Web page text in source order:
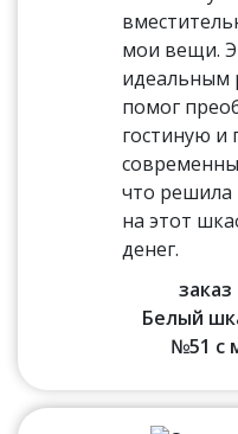
мои вещи.
идеальным
помог
гостиную и
что решила
на этот
денег.
Белый
№51 с